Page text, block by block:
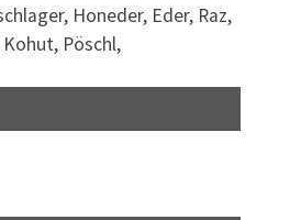
Honeder, Eder, Raz,
Kohut, Pöschl,